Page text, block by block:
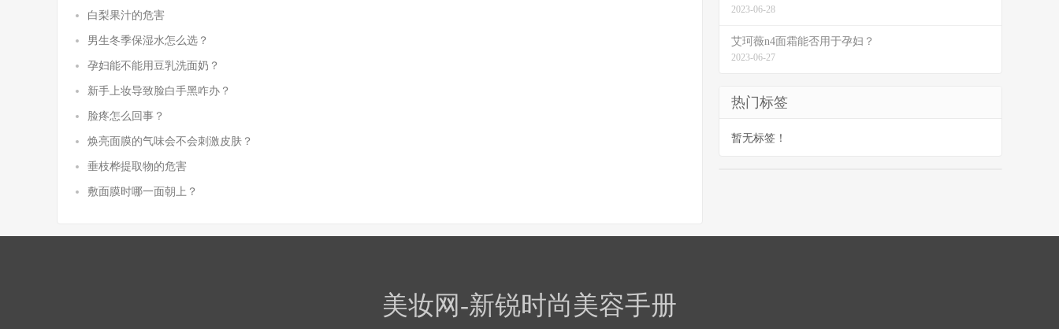
白梨果汁的危害
男生冬季保湿水怎么选？
孕妇能不能用豆乳洗面奶？
新手上妆导致脸白手黑咋办？
脸疼怎么回事？
焕亮面膜的气味会不会刺激皮肤？
垂枝桦提取物的危害
敷面膜时哪一面朝上？
2023-06-28
艾珂薇n4面霜能否用于孕妇？
2023-06-27
热门标签
暂无标签！
美妆网-新锐时尚美容手册